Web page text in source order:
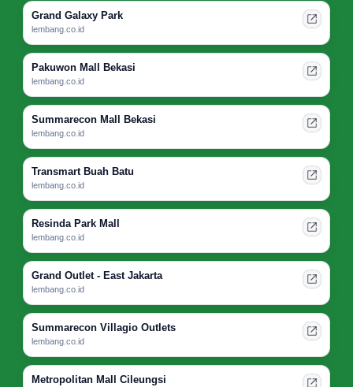
Grand Galaxy Park
lembang.co.id
Pakuwon Mall Bekasi
lembang.co.id
Summarecon Mall Bekasi
lembang.co.id
Transmart Buah Batu
lembang.co.id
Resinda Park Mall
lembang.co.id
Grand Outlet - East Jakarta
lembang.co.id
Summarecon Villagio Outlets
lembang.co.id
Metropolitan Mall Cileungsi